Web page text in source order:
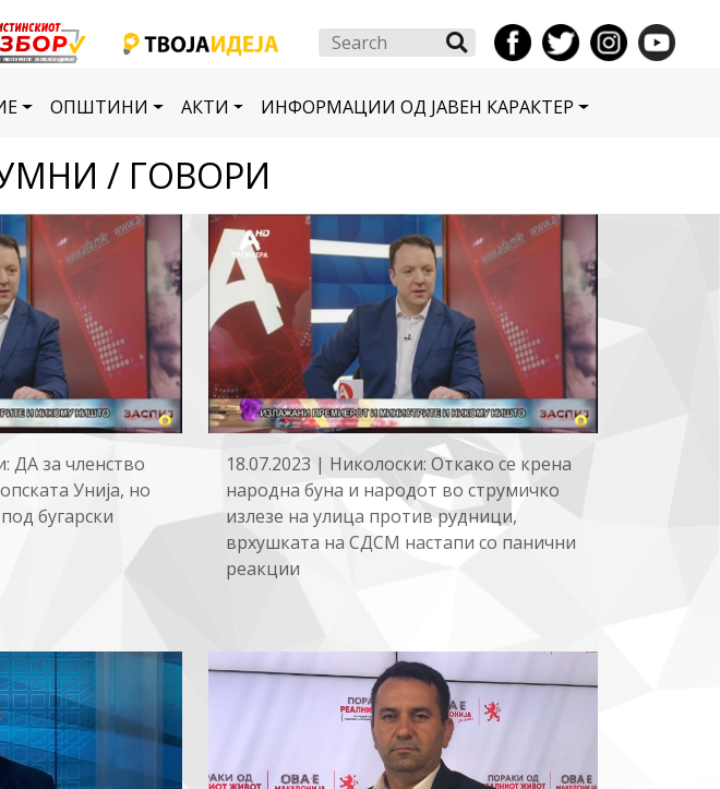
Search
ОПШТИНИ АКТИ ИНФОРМАЦИИ ОД ЈАВЕН КАРАКТЕР
/ ГОВОРИ
ДА за членство
Унија, но
бугарски
18.07.2023 | Николоски: Откако се крена
народна буна и народот во струмичко
излезе на улица против рудници,
врхушката на СДСМ настапи со панични
реакции